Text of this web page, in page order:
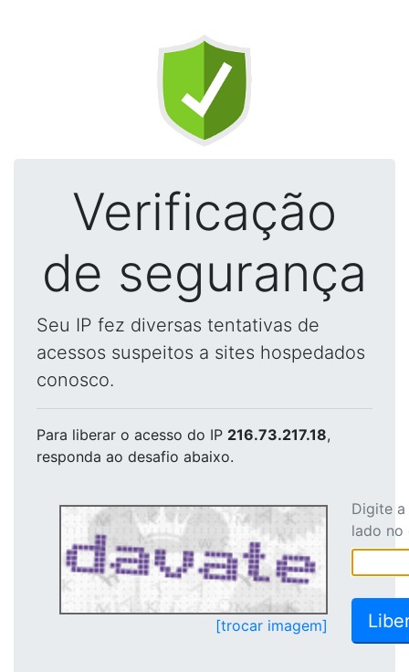
Verificação
de segurança
Seu IP fez diversas tentativas de
acessos suspeitos a sites hospedados
conosco.
Para liberar o acesso do IP 216.73.217.18,
responda ao desafio abaixo.
[trocar imagem]
Digite
lado no